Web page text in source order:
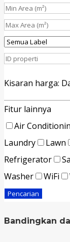
Kisaran harga:
Fitur lainnya
Air
Laundry
Lawn
Refrigerator
Washer
WiFi
Pencarian
Bandingkan